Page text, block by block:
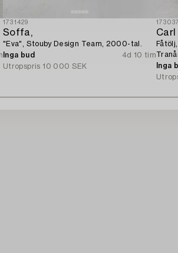
1731429
Soffa,
"Eva", Stouby Design Team, 2000-tal.
Inga bud
4d 10 tim
Utropspris 10 000 SEK
Carl
Inga